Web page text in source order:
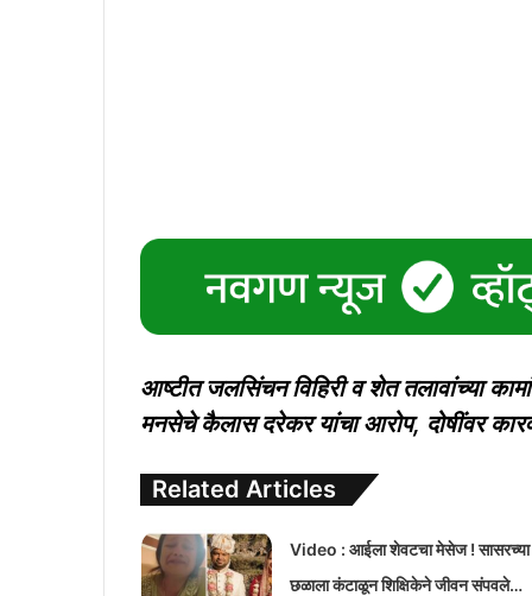
आष्टीत जलसिंचन विहिरी व शेत तलावांच्या
मनसेचे कैलास दरेकर यांचा आरोप, दोषींवर
Related Articles
Video : आईला शेवटचा मेसेज ! सासरच्या
छळाला कंटाळून शिक्षिकेने जीवन संपवले…